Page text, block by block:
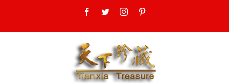
content
Facebook
TwitterInstagram